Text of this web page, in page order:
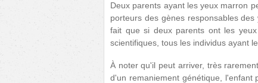
Deux parents ayant les yeux marron
porteurs des gènes responsables
fait que si deux parents ont les
scientifiques, tous les individus ayant
À noter qu'il peut arriver, très
d'un remaniement génétique, l'enfant